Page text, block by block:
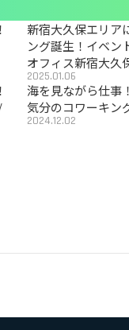
新宿大久保エリア
ング誕生！イベン
オフィス新宿大久
2025.01.06
海を見ながら仕事
気分のコワーキン
2024.12.02